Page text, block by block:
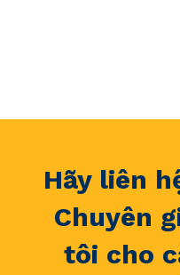
Hãy liên
Chuyên
tôi cho